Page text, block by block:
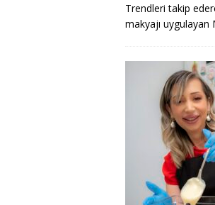
Trendleri takip
makyajı uygulayan